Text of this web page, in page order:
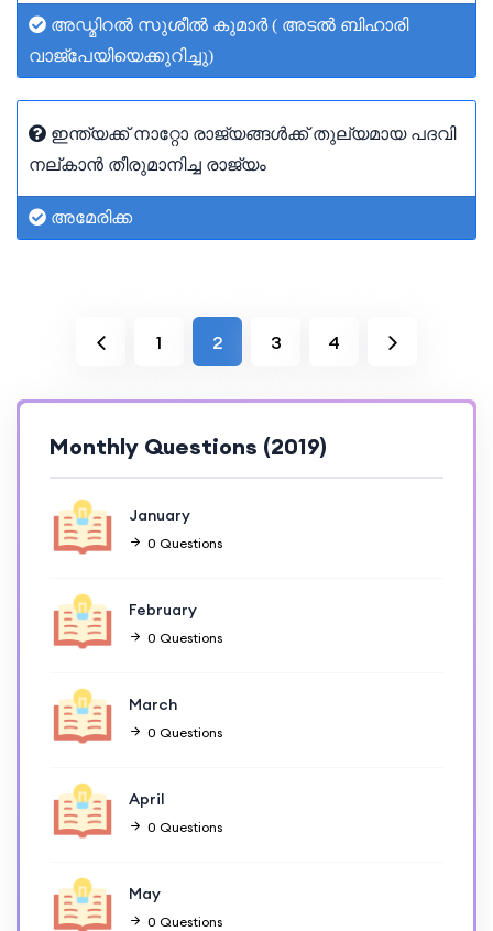
അഡ്മിറൽ സുശീൽ കുമാർ ( അടൽ ബിഹാരി
വാജ്പേയിയെക്കുറിച്ചു)
ഇന്ത്യക്ക് നാറ്റോ രാജ്യങ്ങൾക്ക് തുല്യമായ പദവി
നല്കാൻ തീരുമാനിച്ച രാജ്യം
അമേരിക്ക
1 2 3 4
Monthly Questions (2019)
January
0 Questions
February
0 Questions
March
0 Questions
April
0 Questions
May
0 Questions